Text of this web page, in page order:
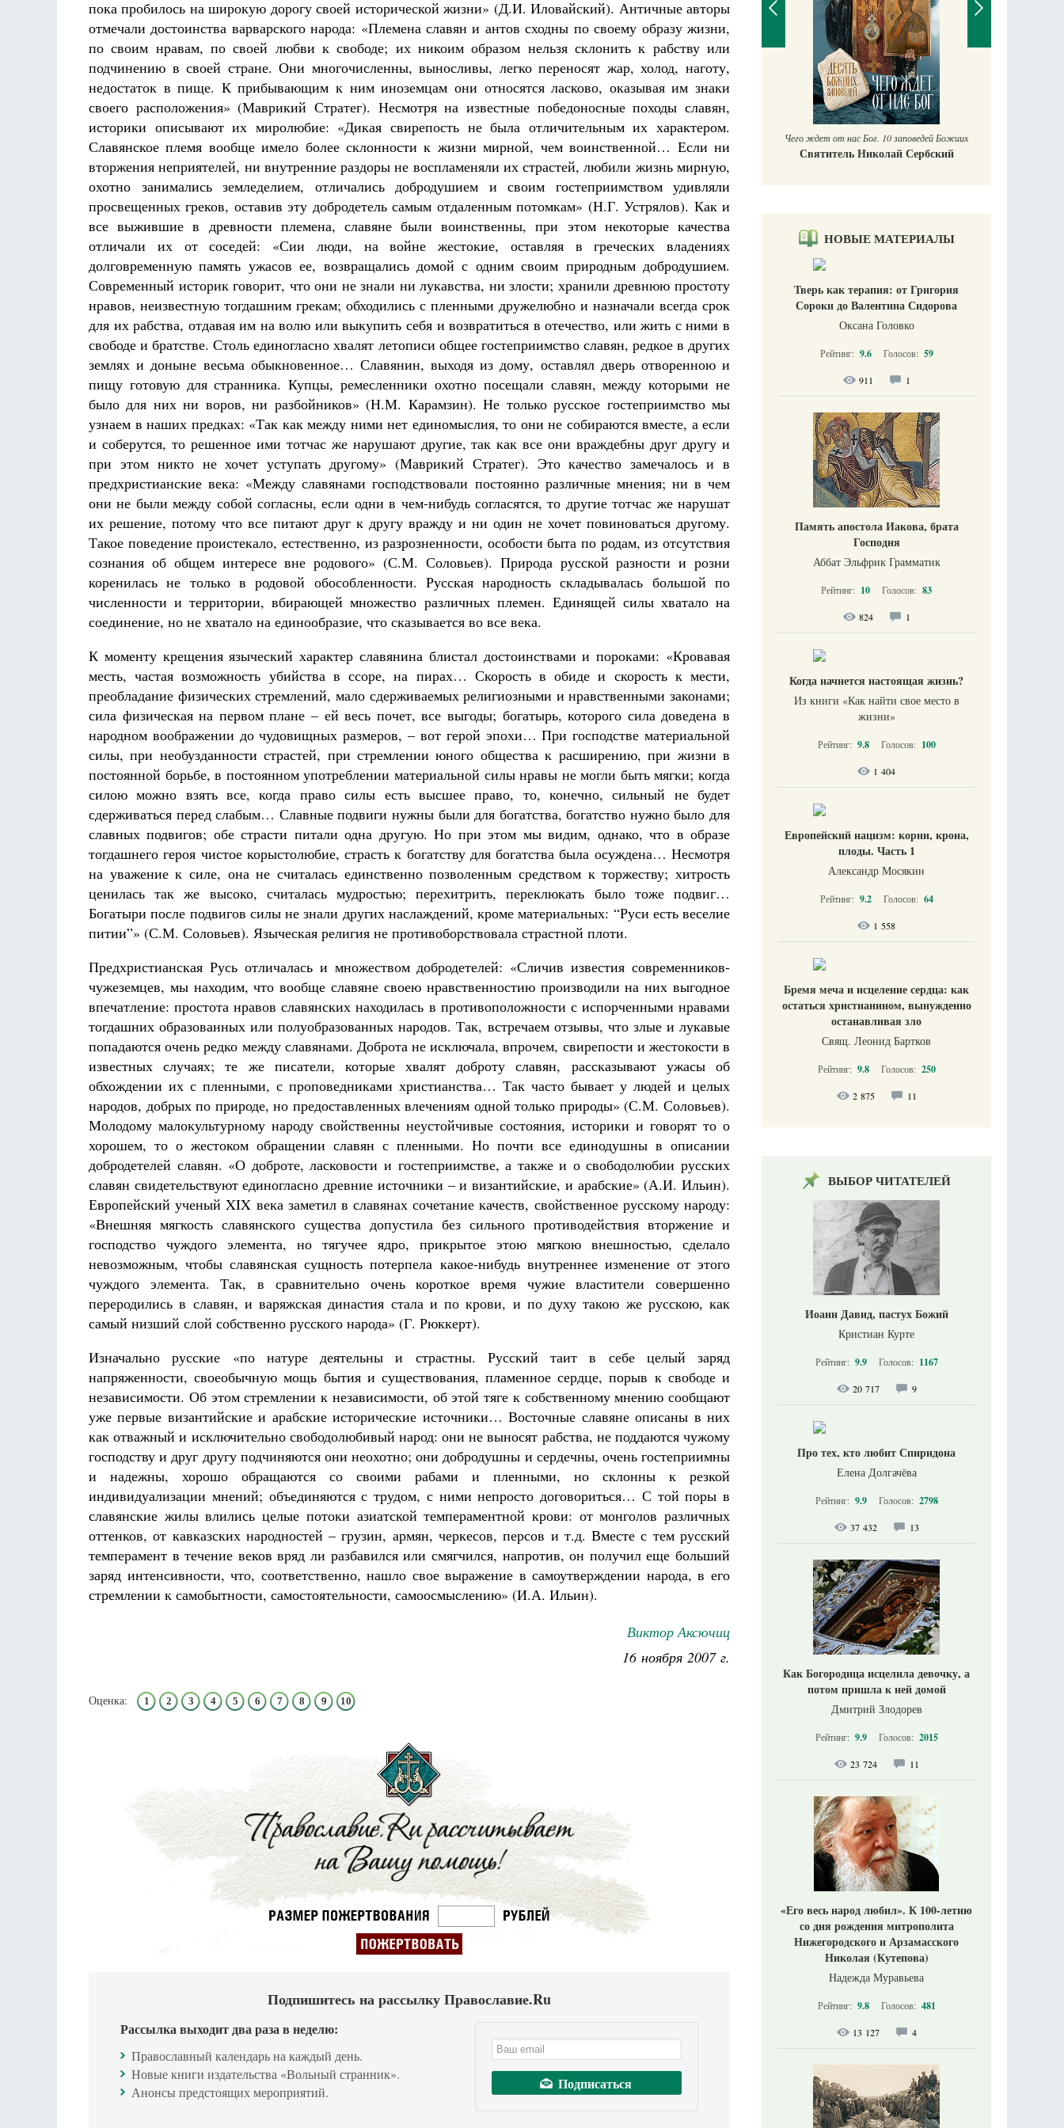
пока пробилось на широкую дорогу своей исторической жизни» (Д.И. Иловайский). Античные авторы
отмечали достоинства варварского народа: «Племена славян и антов сходны по своему образу жизни,
по своим нравам, по своей любви к свободе; их никоим образом нельзя склонить к рабству или
подчинению в своей стране. Они многочисленны, выносливы, легко переносят жар, холод, наготу,
недостаток в пище. К прибывающим к ним иноземцам они относятся ласково, оказывая им знаки
своего расположения» (Маврикий Стратег). Несмотря на известные победоносные походы славян,
историки описывают их миролюбие: «Дикая свирепость не была отличительным их характером.
Славянское племя вообще имело более склонности к жизни мирной, чем воинственной… Если ни
вторжения неприятелей, ни внутренние раздоры не воспламеняли их страстей, любили жизнь мирную,
охотно занимались земледелием, отличались добродушием и своим гостеприимством удивляли
просвещенных греков, оставив эту добродетель самым отдаленным потомкам» (Н.Г. Устрялов). Как и
все выжившие в древности племена, славяне были воинственны, при этом некоторые качества
отличали их от соседей: «Сии люди, на войне жестокие, оставляя в греческих владениях
долговременную память ужасов ее, возвращались домой с одним своим природным добродушием.
Современный историк говорит, что они не знали ни лукавства, ни злости; хранили древнюю простоту
нравов, неизвестную тогдашним грекам; обходились с пленными дружелюбно и назначали всегда срок
для их рабства, отдавая им на волю или выкупить себя и возвратиться в отечество, или жить с ними в
свободе и братстве. Столь единогласно хвалят летописи общее гостеприимство славян, редкое в других
землях и доныне весьма обыкновенное… Славянин, выходя из дому, оставлял дверь отворенною и
пищу готовую для странника. Купцы, ремесленники охотно посещали славян, между которыми не
было для них ни воров, ни разбойников» (Н.М. Карамзин). Не только русское гостеприимство мы
узнаем в наших предках: «Так как между ними нет единомыслия, то они не собираются вместе, а если
и соберутся, то решенное ими тотчас же нарушают другие, так как все они враждебны друг другу и
при этом никто не хочет уступать другому» (Маврикий Стратег). Это качество замечалось и в
предхристианские века: «Между славянами господствовали постоянно различные мнения; ни в чем
они не были между собой согласны, если одни в чем-нибудь согласятся, то другие тотчас же нарушат
их решение, потому что все питают друг к другу вражду и ни один не хочет повиноваться другому.
Такое поведение проистекало, естественно, из разрозненности, особости быта по родам, из отсутствия
сознания об общем интересе вне родового» (С.М. Соловьев). Природа русской разности и розни
коренилась не только в родовой обособленности. Русская народность складывалась большой по
численности и территории, вбирающей множество различных племен. Единящей силы хватало на
соединение, но не хватало на единообразие, что сказывается во все века.
К моменту крещения языческий характер славянина блистал достоинствами и пороками: «Кровавая
месть, частая возможность убийства в ссоре, на пирах… Скорость в обиде и скорость к мести,
преобладание физических стремлений, мало сдерживаемых религиозными и нравственными законами;
сила физическая на первом плане – ей весь почет, все выгоды; богатырь, которого сила доведена в
народном воображении до чудовищных размеров, – вот герой эпохи… При господстве материальной
силы, при необузданности страстей, при стремлении юного общества к расширению, при жизни в
постоянной борьбе, в постоянном употреблении материальной силы нравы не могли быть мягки; когда
силою можно взять все, когда право силы есть высшее право, то, конечно, сильный не будет
сдерживаться перед слабым… Славные подвиги нужны были для богатства, богатство нужно было для
славных подвигов; обе страсти питали одна другую. Но при этом мы видим, однако, что в образе
тогдашнего героя чистое корыстолюбие, страсть к богатству для богатства была осуждена… Несмотря
на уважение к силе, она не считалась единственно позволенным средством к торжеству; хитрость
ценилась так же высоко, считалась мудростью; перехитрить, переклюкать было тоже подвиг…
Богатыри после подвигов силы не знали других наслаждений, кроме материальных: “Руси есть веселие
питии”» (С.М. Соловьев). Языческая религия не противоборствовала страстной плоти.
Предхристианская Русь отличалась и множеством добродетелей: «Сличив известия современников-
чужеземцев, мы находим, что вообще славяне своею нравственностию производили на них выгодное
впечатление: простота нравов славянских находилась в противоположности с испорченными нравами
тогдашних образованных или полуобразованных народов. Так, встречаем отзывы, что злые и лукавые
попадаются очень редко между славянами. Доброта не исключала, впрочем, свирепости и жестокости в
известных случаях; те же писатели, которые хвалят доброту славян, рассказывают ужасы об
обхождении их с пленными, с проповедниками христианства… Так часто бывает у людей и целых
народов, добрых по природе, но предоставленных влечениям одной только природы» (С.М. Соловьев).
Молодому малокультурному народу свойственны неустойчивые состояния, историки и говорят то о
хорошем, то о жестоком обращении славян с пленными. Но почти все единодушны в описании
добродетелей славян. «О доброте, ласковости и гостеприимстве, а также и о свободолюбии русских
славян свидетельствуют единогласно древние источники – и византийские, и арабские» (А.И. Ильин).
Европейский ученый XIX века заметил в славянах сочетание качеств, свойственное русскому народу:
«Внешняя мягкость славянского существа допустила без сильного противодействия вторжение и
господство чуждого элемента, но тягучее ядро, прикрытое этою мягкою внешностью, сделало
невозможным, чтобы славянская сущность потерпела какое-нибудь внутреннее изменение от этого
чуждого элемента. Так, в сравнительно очень короткое время чужие властители совершенно
переродились в славян, и варяжская династия стала и по крови, и по духу такою же русскою, как
самый низший слой собственно русского народа» (Г. Рюккерт).
Изначально русские «по натуре деятельны и страстны. Русский таит в себе целый заряд
напряженности, своеобычную мощь бытия и существования, пламенное сердце, порыв к свободе и
независимости. Об этом стремлении к независимости, об этой тяге к собственному мнению сообщают
уже первые византийские и арабские исторические источники… Восточные славяне описаны в них
как отважный и исключительно свободолюбивый народ: они не выносят рабства, не поддаются чужому
господству и друг другу подчиняются они неохотно; они добродушны и сердечны, очень гостеприимны
и надежны, хорошо обращаются со своими рабами и пленными, но склонны к резкой
индивидуализации мнений; объединяются с трудом, с ними непросто договориться… С той поры в
славянские жилы влились целые потоки азиатской темпераментной крови: от монголов различных
оттенков, от кавказских народностей – грузин, армян, черкесов, персов и т.д. Вместе с тем русский
темперамент в течение веков вряд ли разбавился или смягчился, напротив, он получил еще больший
заряд интенсивности, что, соответственно, нашло свое выражение в самоутверждении народа, в его
стремлении к самобытности, самостоятельности, самоосмыслению» (И.А. Ильин).
Виктор Аксючиц
16 ноября 2007 г.
Оценка: 1 2 3 4 5 6 7 8 9 10
Подпишитесь на рассылку Православие.Ru
Рассылка выходит два раза в неделю:
Православный календарь на каждый день.
Новые книги издательства «Вольный странник».
Анонсы предстоящих мероприятий.
Разлуки не будет
Фредерика де Грааф
Роман Котов
Чего ждет от нас Бог. 10 заповедей Божиих
Святитель Николай Сербский
НОВЫЕ МАТЕРИАЛЫ
Тверь как терапия: от Григория
Сороки до Валентина Сидорова
Оксана Головко
Рейтинг: 9.6 Голосов: 59
911 1
Память апостола Иакова, брата
Господня
Аббат Эльфрик Грамматик
Рейтинг: 10 Голосов: 83
824 1
Когда начнется настоящая жизнь?
Из книги «Как найти свое место в
жизни​»
Рейтинг: 9.8 Голосов: 100
1 404
Европейский нацизм: корни, крона,
плоды. Часть 1
Александр Мосякин
Рейтинг: 9.2 Голосов: 64
1 558
Бремя меча и исцеление сердца: как
остаться христианином, вынужденно
останавливая зло
Свящ. Леонид Бартков
Рейтинг: 9.8 Голосов: 250
2 875 11
ВЫБОР ЧИТАТЕЛЕЙ
Иоанн Давид, пастух Божий
Кристиан Курте
Рейтинг: 9.9 Голосов: 1167
20 717 9
Про тех, кто любит Спиридона
Елена Долгачёва
Рейтинг: 9.9 Голосов: 2798
37 432 13
Как Богородица исцелила девочку, а
потом пришла к ней домой
Дмитрий Злодорев
Рейтинг: 9.9 Голосов: 2015
23 724 11
«Его весь народ любил». К 100-летию
со дня рождения митрополита
Нижегородского и Арзамасского
Николая (Кутепова)
Надежда Муравьева
Рейтинг: 9.8 Голосов: 481
13 127 4